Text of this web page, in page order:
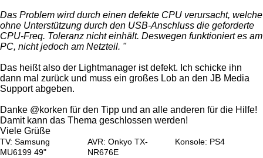
Das Problem wird durch einen defekte CPU verursacht, welche
ohne Unterstützung durch den USB-Anschluss die geforderte
CPU-Freq. Toleranz nicht einhält. Deswegen funktioniert es am
PC, nicht jedoch am Netzteil. "
Das heißt also der Lightmanager ist defekt. Ich schicke ihn
dann mal zurück und muss ein großes Lob an den JB Media
Support abgeben.
Danke @korken für den Tipp und an alle anderen für die Hilfe!
Damit kann das Thema geschlossen werden!
Viele Grüße
TV: Samsung
MU6199 49"
AVR: Onkyo TX-
NR676E
Konsole: PS4